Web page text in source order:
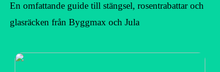
En omfattande guide till stängsel, rosentrabattar och
glasräcken från Byggmax och Jula